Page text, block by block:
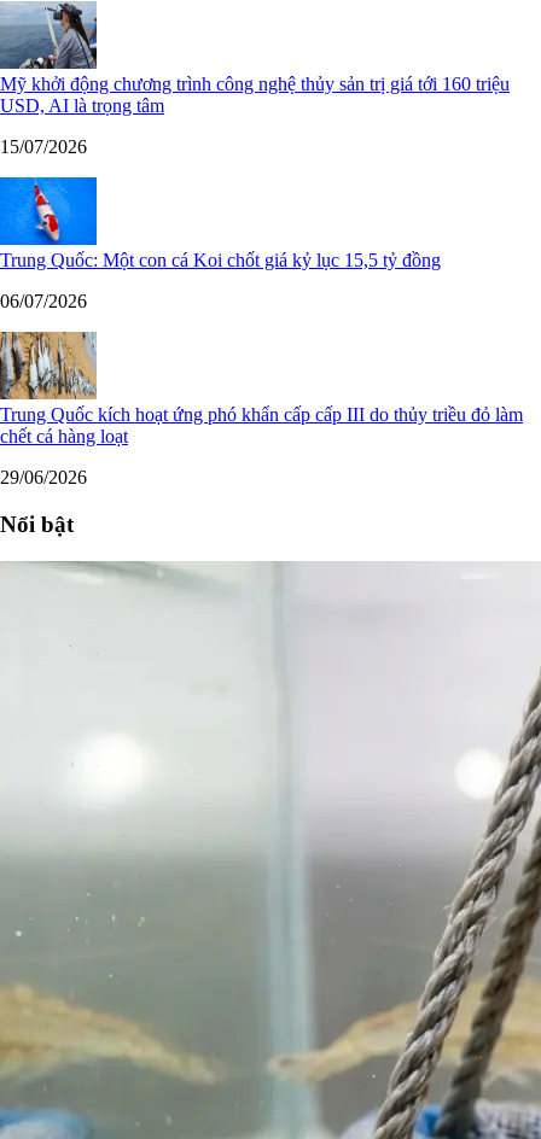
Mỹ khởi động chương trình công nghệ thủy sản trị giá tới 160 triệu
USD, AI là trọng tâm
15/07/2026
Trung Quốc: Một con cá Koi chốt giá kỷ lục 15,5 tỷ đồng
06/07/2026
Trung Quốc kích hoạt ứng phó khẩn cấp cấp III do thủy triều đỏ làm
chết cá hàng loạt
29/06/2026
Nổi bật